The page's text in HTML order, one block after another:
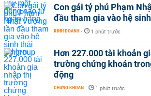
Con gái tỷ phú Phạm
đầu tham gia vào hệ
KINH DOANH - 1 phút trước
Hơn 227.000 tài khoản
trường chứng khoán
động
CHỨNG KHOÁN - 1 phút trước